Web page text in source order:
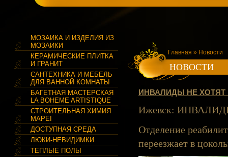
Главная » Новости
НОВОСТИ
ИНВАЛИДЫ НЕ ХОТЯТ
Ижевск:
Отделение
переезжает в
МОЗАИКА И ИЗДЕЛИЯ ИЗ
МОЗАИКИ
КЕРАМИЧЕСКИЕ ПЛИТКА
И ГРАНИТ
САНТЕХНИКА И МЕБЕЛЬ
ДЛЯ ВАННОЙ КОМНАТЫ
БАГЕТНАЯ МАСТЕРСКАЯ
LA BOHEME ARTISTIQUE
СТРОИТЕЛЬНАЯ ХИМИЯ
MAPEI
ДОСТУПНАЯ СРЕДА
ЛЮКИ-НЕВИДИМКИ
ТЕПЛЫЕ ПОЛЫ